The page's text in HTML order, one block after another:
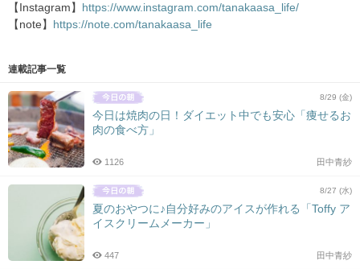
【Instagram】
https://www.instagram.com/tanakaasa_life/
【note】
https://note.com/tanakaasa_life
連載記事一覧
8/29 (金)
今日は焼肉の日！ダイエット中でも安心「痩せるお
肉の食べ方」
田中青紗
1126
8/27 (水)
夏のおやつに♪自分好みのアイスが作れる「Toffy ア
イスクリームメーカー」
田中青紗
447